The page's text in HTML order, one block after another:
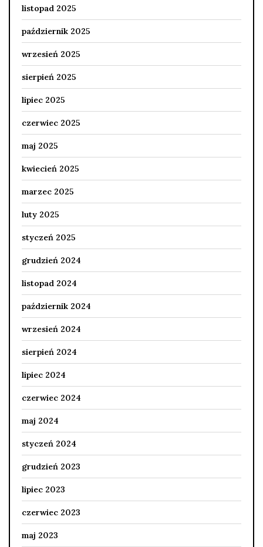
listopad 2025
październik 2025
wrzesień 2025
sierpień 2025
lipiec 2025
czerwiec 2025
maj 2025
kwiecień 2025
marzec 2025
luty 2025
styczeń 2025
grudzień 2024
listopad 2024
październik 2024
wrzesień 2024
sierpień 2024
lipiec 2024
czerwiec 2024
maj 2024
styczeń 2024
grudzień 2023
lipiec 2023
czerwiec 2023
maj 2023